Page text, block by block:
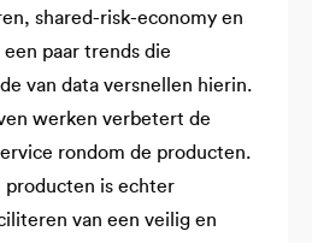
shared-risk-economy en
paar trends die
van data versnellen hierin.
werken verbetert de
rondom de producten.
producten is echter
van een veilig en